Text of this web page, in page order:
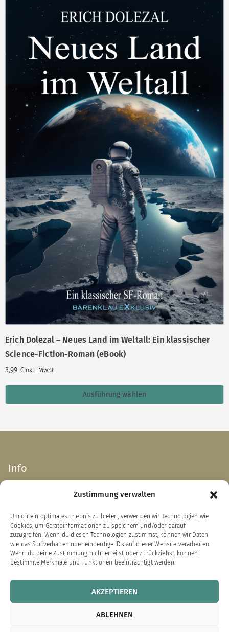
Zustimmung verwalten
Um dir ein optimales Erlebnis zu bieten, verwenden wir Technologien wie
Cookies, um Geräteinformationen zu speichern und/oder darauf
zuzugreifen. Wenn du diesen Technologien zustimmst, können wir Daten
wie das Surfverhalten oder eindeutige IDs auf dieser Website verarbeiten.
Wenn du deine Zustimmung nicht erteilst oder zurückziehst, können
bestimmte Merkmale und Funktionen beeinträchtigt werden.
AKZEPTIEREN
ABLEHNEN
Erich Dolezal – Neues Land im Weltall: Ein klassischer
Science-Fiction-Roman (eBook)
3,99 €inkl. MwSt.
Ausführung wählen
Info
Datenschutzerklärung
Widerrufsbelehrung
Zahlung & Versand
VERTRAG WIDERRUFEN
Links zu unseren Partnerverlagen